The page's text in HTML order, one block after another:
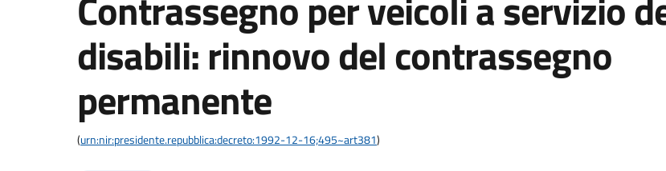
disabili: rinnovo del contrassegno
permanente
(urn:nir:presidente.repubblica:decreto:1992-12-16;495~art381)